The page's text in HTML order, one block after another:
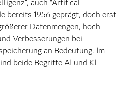
auch "Artifical
bereits 1956 geprägt, doch erst
Datenmengen, hoch
Verbesserungen bei
an Bedeutung. Im
beide Begriffe AI und KI